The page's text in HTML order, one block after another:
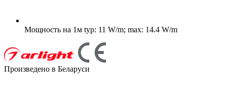
Мощность на 1м typ: 11 W/m; max: 14.4 W/m
Произведено в Беларуси